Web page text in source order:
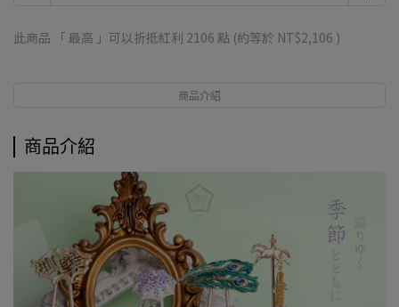
此商品 「 最高 」可以折抵紅利 2106 點 (約等於 NT$2,106 )
商品介紹
商品介紹